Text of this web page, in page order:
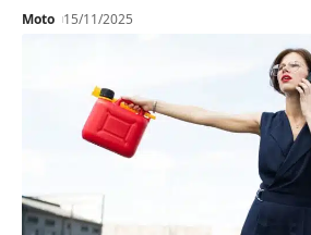
Moto 15/11/2025